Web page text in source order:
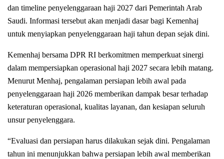
dan timeline penyelenggaraan haji 2027 dari Pemerintah Arab
Saudi. Informasi tersebut akan menjadi dasar bagi Kemenhaj
untuk menyiapkan penyelenggaraan haji tahun depan sejak dini.
Kemenhaj bersama DPR RI berkomitmen memperkuat sinergi
dalam mempersiapkan operasional haji 2027 secara lebih matang.
Menurut Menhaj, pengalaman persiapan lebih awal pada
penyelenggaraan haji 2026 memberikan dampak besar terhadap
keteraturan operasional, kualitas layanan, dan kesiapan seluruh
unsur penyelenggara.
“Evaluasi dan persiapan harus dilakukan sejak dini. Pengalaman
tahun ini menunjukkan bahwa persiapan lebih awal memberikan